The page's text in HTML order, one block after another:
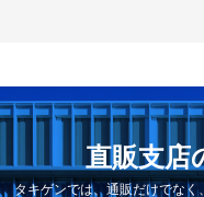
直販支店
タキゲンでは、通販だけでな